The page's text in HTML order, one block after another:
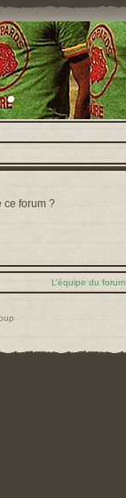
ce forum ?
L’équipe du forum